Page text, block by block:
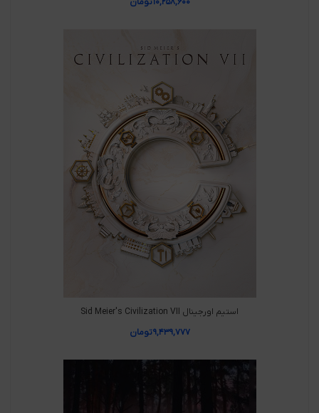
استیم اورجینال Sid Meier's Civilization VII
۹,۴۳۹,۷۷۷تومان